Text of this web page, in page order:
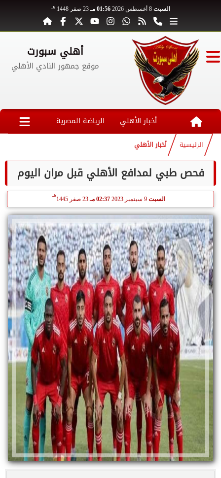
السبت 8 أغسطس 2026 01:56 مـ 23 صفر 1448 هـ
أهلي سبورت
موقع جمهور النادي الأهلي
أخبار الأهلي الرياضة المصرية
الرئيسية أخبار الأهلي
فحص طبي لمدافع الأهلي قبل مران اليوم
السبت 9 سبتمبر 2023 02:37 مـ 23 صفر 1445
هـ